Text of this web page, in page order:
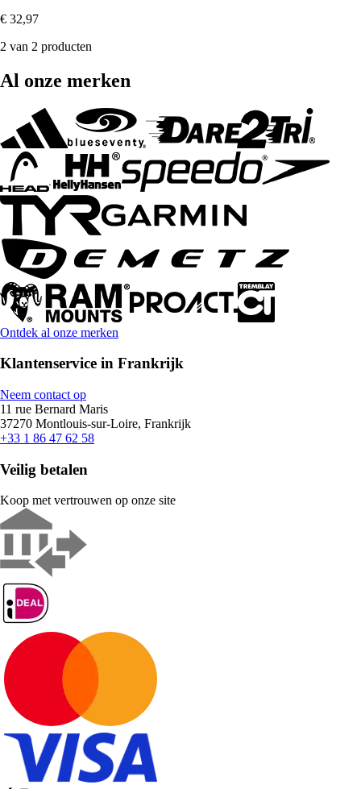
€ 32,97
2 van 2 producten
Al onze merken
Ontdek al onze merken
Klantenservice in Frankrijk
Neem contact op
11 rue Bernard Maris
37270 Montlouis-sur-Loire, Frankrijk
+33 1 86 47 62 58
Veilig betalen
Koop met vertrouwen op onze site